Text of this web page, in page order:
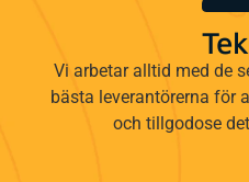
Vi arbetar alltid med de
bästa leverantörerna för
och tillgodose